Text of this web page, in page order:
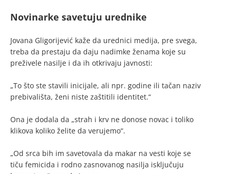
Novinarke savetuju urednike
Jovana Gligorijević kaže da urednici medija, pre svega,
treba da prestaju da daju nadimke ženama koje su
preživele nasilje i da ih otkrivaju javnosti:
„To što ste stavili inicijale, ali npr. godine ili tačan naziv
prebivališta, ženi niste zaštitili identitet.“
Ona je dodala da „strah i krv ne donose novac i toliko
klikova koliko želite da verujemo“.
„Od srca bih im savetovala da makar na vesti koje se
tiču femicida i rodno zasnovanog nasilja isključuju